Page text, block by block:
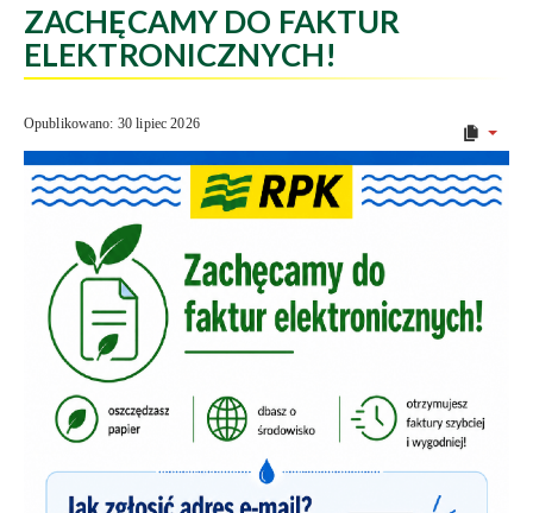
ZACHĘCAMY DO FAKTUR
ELEKTRONICZNYCH!
Opublikowano: 30 lipiec 2026